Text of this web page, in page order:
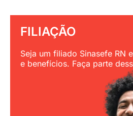
FILIAÇÃO
Seja um filiado Sinasefe RN
e benefícios. Faça parte